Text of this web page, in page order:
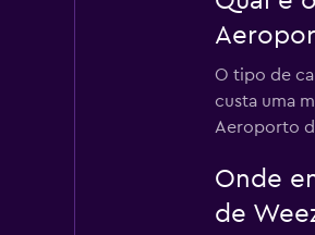
O tipo de
custa uma
Aeroporto
Onde
de